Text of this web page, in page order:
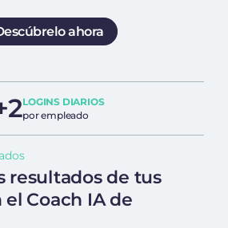
ahora
LOGINS DIARIOS
por empleado
resultados de tus
Coach IA de